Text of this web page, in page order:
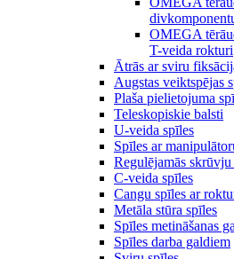
OMEGA
T-veida rokturi
Ātrās ar sviru
Augstas veiktspējas
Plaša pielietojuma
Teleskopiskie balsti
U-veida spīles
Spīles ar
Regulējamās skrūvju
C-veida spīles
Cangu spīles ar
Metāla stūra spīles
Spīles metināšanas
Spīles darba galdiem